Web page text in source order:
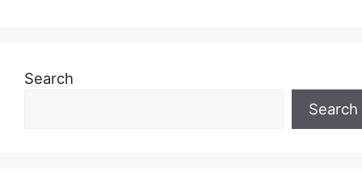
Search
Search